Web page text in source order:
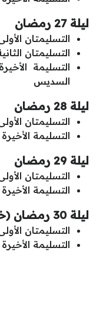
ليلة 27 رمضان
التسليمتان
التسليمتان
التسليمة
السديس
ليلة 28 رمضان
التسليمتان
التسليمة
ليلة 29 رمضان
التسليمتان
التسليمة
ليلة 30 رمضان (ختام الشهر الكريم)
التسليمتان
التسليمة